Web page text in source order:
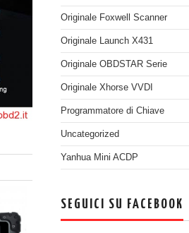
Originale Foxwell Scanner
Originale Launch X431
Originale OBDSTAR Serie
Originale Xhorse VVDI
Programmatore di Chiave
Uncategorized
Yanhua Mini ACDP
SEGUICI SU FACEBOOK